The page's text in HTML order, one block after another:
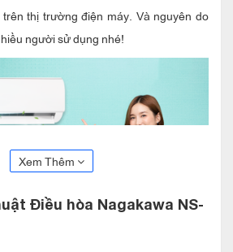
thị trường điện máy. Và nguyên do
người sử dụng nhé!
Xem Thêm
Điều hòa Nagakawa NS-